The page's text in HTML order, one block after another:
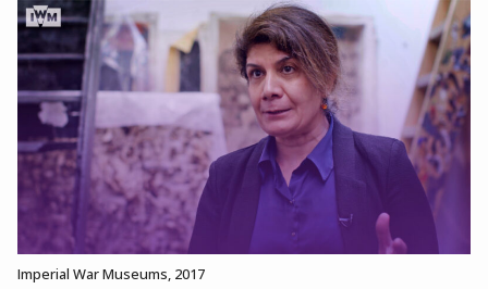
Imperial War Museums, 2017